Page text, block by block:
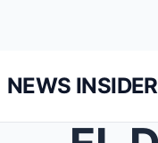
NEWS INSIDER